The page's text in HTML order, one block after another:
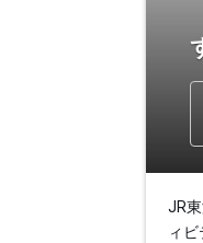
JR
ィ